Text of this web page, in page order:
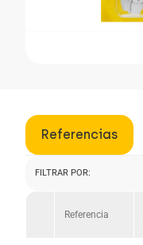
Referencias
FILTRAR POR:
Referencia